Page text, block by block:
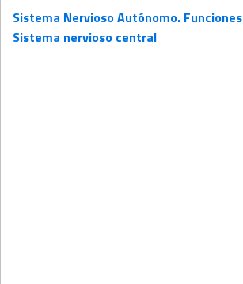
Sistema Nervioso Autónomo. Funciones
Sistema nervioso central